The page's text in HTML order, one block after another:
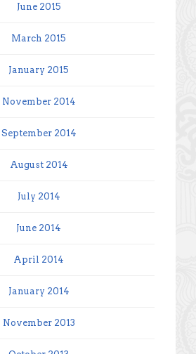
June 2015
March 2015
January 2015
November 2014
September 2014
August 2014
July 2014
June 2014
April 2014
January 2014
November 2013